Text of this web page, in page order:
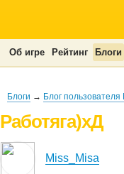
Об игре Рейтинг Блоги
Блоги → Блог
Работяга)хД
Miss_Misa